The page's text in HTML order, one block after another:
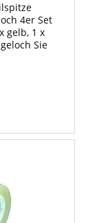
4er Set
gelb, 1 x
Sie